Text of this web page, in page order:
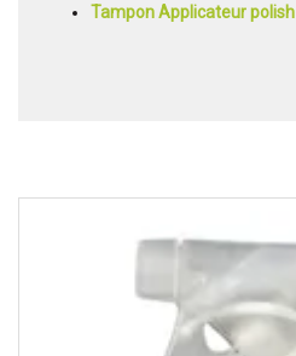
Tampon Applicateur polish